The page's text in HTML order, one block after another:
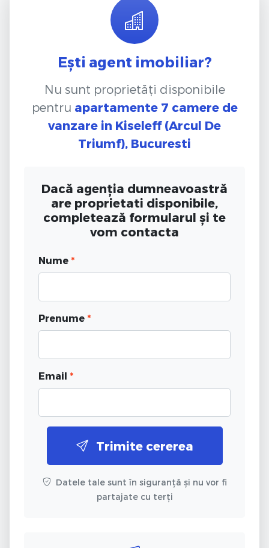
Ești agent imobiliar?
Nu sunt proprietăți disponibile
pentru apartamente 7 camere de
vanzare in Kiseleff (Arcul De
Triumf), Bucuresti
Dacă agenția dumneavoastră
are proprietati disponibile,
completează formularul și te
vom contacta
Nume *
Prenume *
Email *
Trimite cererea
Datele tale sunt în siguranță și nu vor fi
partajate cu terți